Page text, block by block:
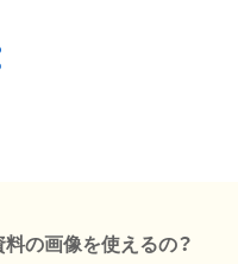
の画像を使えるの？